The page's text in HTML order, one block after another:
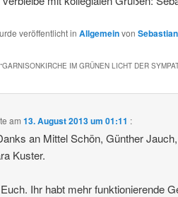
veröffentlicht in Allgemeinvon
GARNISONKIRCHE IM GRÜNEN LICHT DER
am13. August 2013 um 01:11 :
an Mittel Schön, Günther
Kuster.
Ihr habt mehr funktionierende